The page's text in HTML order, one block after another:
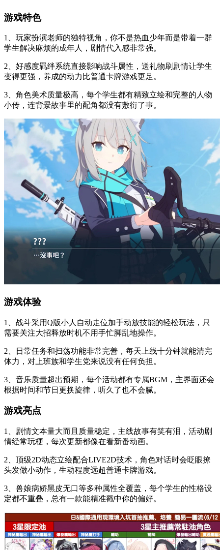
游戏特色
1、玩家扮演老师的独特视角，你不是热血少年而是带着一群
学生解决麻烦的成年人，剧情代入感非常强。
2、好感度羁绊系统直接影响战斗属性，送礼物刷剧情让学生
变得更强，养成的动力比普通卡牌游戏更足。
3、角色美术质量极高，每个学生都有精致立绘和完整的人物
小传，连背景故事里的配角都没有敷衍了事。
游戏体验
1、战斗采用Q版小人自动走位加手动放技能的轻松玩法，只
需要关注大招释放时机不用手忙脚乱地操作。
2、日常任务和扫荡功能非常完善，每天上线十分钟就能清完
体力，对上班族和学生党来说没有任何负担。
3、音乐质量超出预期，每个活动都有专属BGM，主界面还会
根据时间和节日更换旋律，听久了也不会腻。
游戏亮点
1、剧情文本量大而且质量稳定，主线故事有笑有泪，活动剧
情经常玩梗，每次更新都像在看新番动画。
2、顶级2D动态立绘配合LIVE2D技术，角色对话时会眨眼撩
头发做小动作，生动程度远超普通卡牌游戏。
3、兽娘病娇黑皮无口等多种属性全覆盖，每个学生的性格设
定都不重叠，总有一款能精准戳中你的偏好。